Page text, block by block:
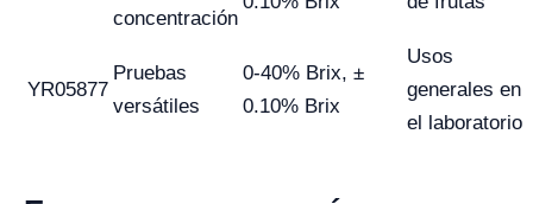
concentración
YR05877
Pruebas
versátiles
0-40% Brix, ±
0.10% Brix
Usos
generales en
el laboratorio